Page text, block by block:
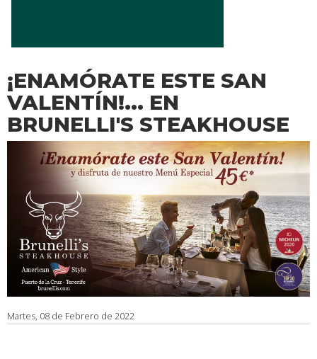
¡ENAMÓRATE ESTE SAN
VALENTÍN!... EN
BRUNELLI'S STEAKHOUSE
Martes, 08 de Febrero de 2022